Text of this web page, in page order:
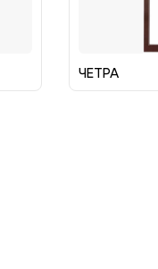
ЧЕТРА